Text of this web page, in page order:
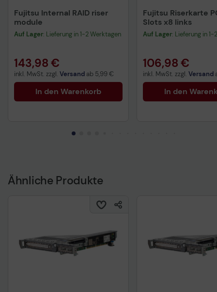
Fujitsu Internal RAID riser
module
Auf Lager: Lieferung in 1-2 Werktagen
143,98 €
inkl. MwSt. zzgl. Versand ab 5,99 €
In den Warenkorb
Fujitsu Riserkarte
Slots x8 links
Auf Lager: Lieferung in
106,98 €
inkl. MwSt. zzgl. Versand
In den
Ähnliche Produkte